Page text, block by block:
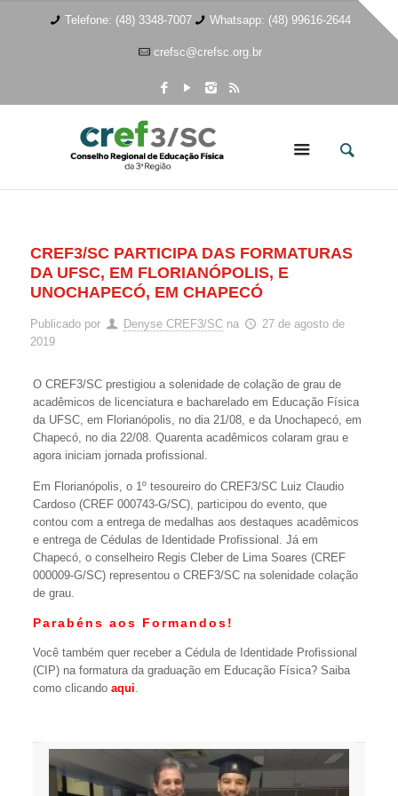
Telefone: (48) 3348-7007 Whatsapp: (48) 99616-2644
crefsc@crefsc.org.br
CREF3/SC PARTICIPA DAS FORMATURAS
DA UFSC, EM FLORIANÓPOLIS, E
UNOCHAPECÓ, EM CHAPECÓ
Publicado por Denyse CREF3/SC na
27 de agosto de
2019
O CREF3/SC prestigiou a solenidade de colação de grau de
acadêmicos de licenciatura e bacharelado em Educação Física
da UFSC, em Florianópolis, no dia 21/08, e da Unochapecó, em
Chapecó, no dia 22/08. Quarenta acadêmicos colaram grau e
agora iniciam jornada profissional.
Em Florianópolis, o 1º tesoureiro do CREF3/SC Luiz Claudio
Cardoso (CREF 000743-G/SC), participou do evento, que
contou com a entrega de medalhas aos destaques acadêmicos
e entrega de Cédulas de Identidade Profissional. Já em
Chapecó, o conselheiro Regis Cleber de Lima Soares (CREF
000009-G/SC) representou o CREF3/SC na solenidade colação
de grau.
Parabéns aos Formandos!
Você também quer receber a Cédula de Identidade Profissional
(CIP) na formatura da graduação em Educação Física? Saiba
como clicandoaqui.